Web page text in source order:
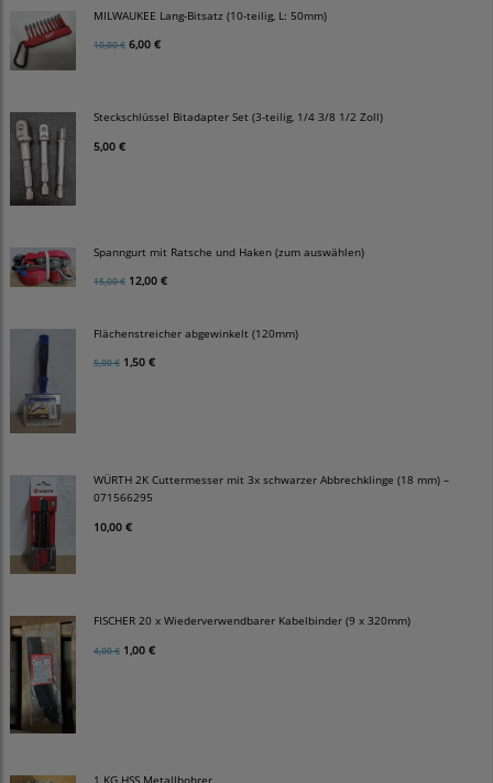
MILWAUKEE Lang-Bitsatz (10-teilig, L: 50mm)
10,00 € 6,00 €
Steckschlüssel Bitadapter Set (3-teilig, 1/4 3/8 1/2 Zoll)
5,00 €
Spanngurt mit Ratsche und Haken (zum auswählen)
15,00 € 12,00 €
Flächenstreicher abgewinkelt (120mm)
5,00 € 1,50 €
WÜRTH 2K Cuttermesser mit 3x schwarzer Abbrechklinge (18 mm) –
071566295
10,00 €
FISCHER 20 x Wiederverwendbarer Kabelbinder (9 x 320mm)
4,00 € 1,00 €